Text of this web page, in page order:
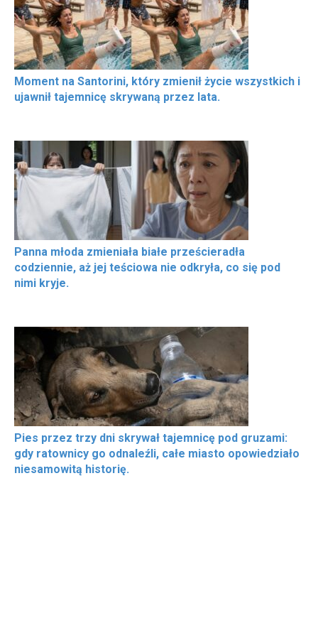
Moment na Santorini, który zmienił życie wszystkich i
ujawnił tajemnicę skrywaną przez lata.
Panna młoda zmieniała białe prześcieradła
codziennie, aż jej teściowa nie odkryła, co się pod
nimi kryje.
Pies przez trzy dni skrywał tajemnicę pod gruzami:
gdy ratownicy go odnaleźli, całe miasto opowiedziało
niesamowitą historię.